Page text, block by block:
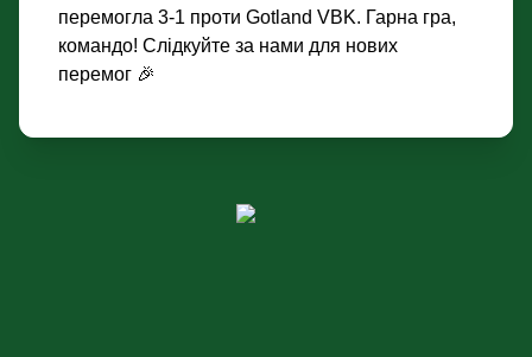
перемогла 3-1 проти Gotland VBK. Гарна гра,
командо! Слідкуйте за нами для нових
перемог 🎉